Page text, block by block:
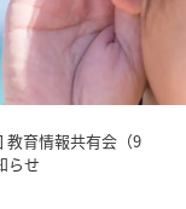
教育情報共有会（9
らせ